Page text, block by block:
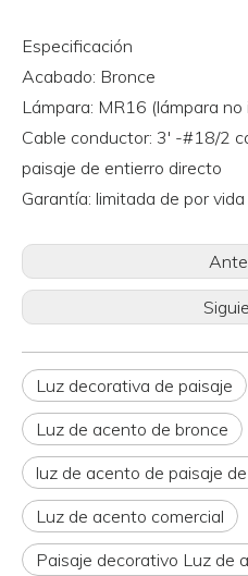
Especificación
Acabado: Bronce
Lámpara: MR16 (lámpara no
Cable conductor: 3' -#18/2
paisaje de entierro directo
Garantía: limitada de por vida
Luz decorativa de paisaje
Luz de acento de bronce
luz de acento de paisaje
Luz de acento comercial
Paisaje decorativo Luz de